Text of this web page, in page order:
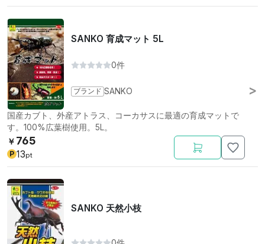
SANKO 育成マット 5L
0件
ブランド SANKO
国産カブト、外産アトラス、コーカサスに最適の育成マットで
す。100%広葉樹使用。5L。
￥ 765
P 13pt
SANKO 天然小枝